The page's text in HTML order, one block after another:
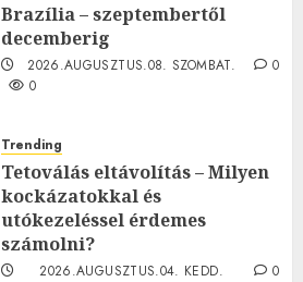
Brazília – szeptembertől
decemberig
2026.AUGUSZTUS.08. SZOMBAT.
0
0
Trending
Tetoválás eltávolítás – Milyen
kockázatokkal és
utókezeléssel érdemes
számolni?
2026.AUGUSZTUS.04. KEDD.
0